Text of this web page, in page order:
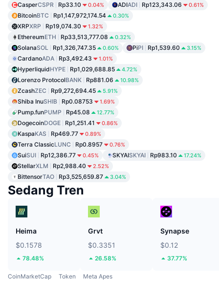
CasperCSPR Rp33.10 0.04% ADIADI Rp123,343.06 0.61%
BitcoinBTC Rp1,147,972,174.54 0.30%
XRPXRP Rp19,074.30 1.32%
EthereumETH Rp33,513,777.08 0.32%
SolanaSOL Rp1,326,747.35 0.60% PiPI Rp1,539.60 3.15%
CardanoADA Rp3,492.43 1.01%
HyperliquidHYPE Rp1,029,688.85 4.72%
Lorenzo ProtocolBANK Rp881.06 10.98%
ZcashZEC Rp9,272,694.45 5.91%
Shiba InuSHIB Rp0.08753 1.69%
Pump.funPUMP Rp45.08 12.77%
DogecoinDOGE Rp1,251.41 0.86%
KaspaKAS Rp469.77 0.89%
Terra ClassicLUNC Rp0.8957 0.76%
SuiSUI Rp12,386.77 0.45% SKYAISKYAI Rp983.10 17.24%
StellarXLM Rp2,988.40 2.52%
BittensorTAO Rp3,525,659.87 3.04%
Sedang Tren
Heima
$0.1578
78.48%
Grvt
$0.3351
26.58%
Synapse
$0.12
37.77%
CoinMarketCap Token Meta Apes